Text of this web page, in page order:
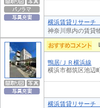
横浜賃貸リサーチ
神奈川県内の賃貸
鴨居/ＪＲ横浜線
横浜市都筑区池辺
横浜賃貸リサーチ